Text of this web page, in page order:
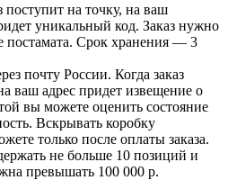
поступит на точку, на ваш
уникальный код. Заказ нужно
постамата. Срок хранения — 3
почту России. Когда заказ
ваш адрес придет извещение о
вы можете оценить состояние
Вскрывать коробку
только после оплаты заказа.
не больше 10 позиций и
превышать 100 000 р.